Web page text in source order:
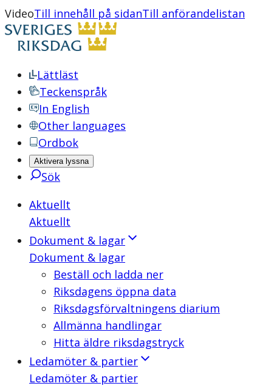
VideoTill innehåll på sidanTill anförandelistan
Lättläst
Teckenspråk
In English
Other languages
Ordbok
Aktivera lyssna
Sök
Aktuellt
Aktuellt
Dokument & lagar
Dokument & lagar
Beställ och ladda ner
Riksdagens öppna data
Riksdagsförvaltningens diarium
Allmänna handlingar
Hitta äldre riksdagstryck
Ledamöter & partier
Ledamöter & partier